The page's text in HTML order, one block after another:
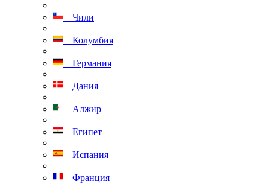
Чили
Колумбия
Германия
Дания
Алжир
Египет
Испания
Франция